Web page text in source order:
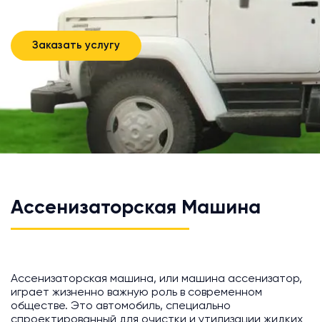
Заказать услугу
Ассенизаторская Машина
Ассенизаторская машина, или машина ассенизатор,
играет жизненно важную роль в современном
обществе. Это автомобиль, специально